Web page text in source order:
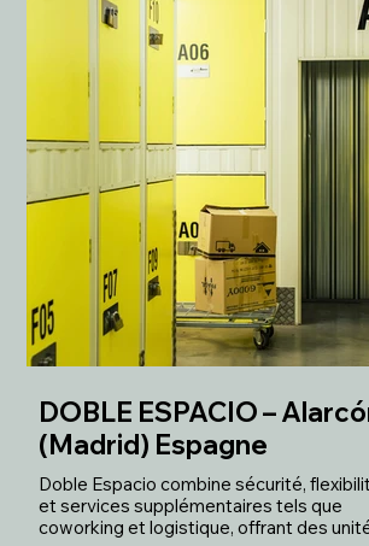
DOBLE ESPACIO –
(Madrid) Espagne
Doble Espacio combine sécurité,
et services supplémentaires tels que
coworking et logistique, offrant des